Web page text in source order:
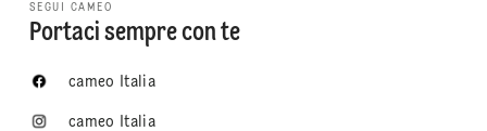
SEGUI CAMEO
Portaci sempre con te
cameo Italia
cameo Italia